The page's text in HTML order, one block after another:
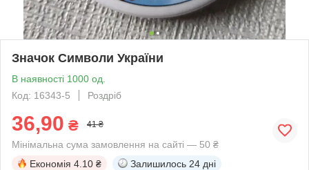
Значок Символи України
В наявності 1000 од.
Код: 16343-5
Роздріб
36,90 ₴ 41 ₴
Мінімальна сума замовлення на сайті — 50 ₴
Економія 4.10 ₴ Залишилось 24 дні